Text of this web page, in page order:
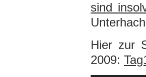
sind
Hier zur
2009: